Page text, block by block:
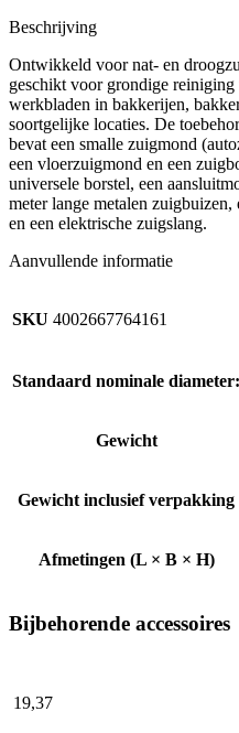
Beschrijving
Ontwikkeld voor nat- en
geschikt voor grondige
werkbladen in bakkerijen,
soortgelijke locaties. De
bevat een smalle zuigmond
een vloerzuigmond en een
universele borstel, een
meter lange metalen
en een elektrische zuigslang.
Aanvullende informatie
SKU 4002667764161
Standaard nominale diameter:
Gewicht
Gewicht inclusief verpakking
Afmetingen (L × B × H)
Bijbehorende accessoires
19,37